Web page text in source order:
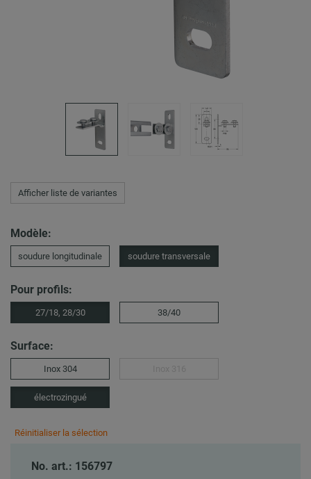
Afficher liste de variantes
Modèle:
soudure longitudinale soudure transversale
Pour profils:
27/18, 28/30 38/40
Surface:
Inox 304
électrozingué
Réinitialiser la sélection
No. art.: 156797